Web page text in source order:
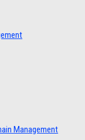
Management